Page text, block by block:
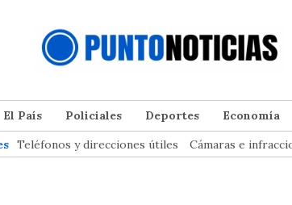
El País Policiales Deportes Economía
Teléfonos y direcciones útiles Cámaras e